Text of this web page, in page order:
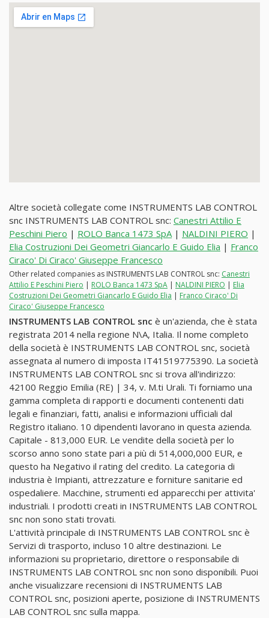
Altre società collegate come INSTRUMENTS LAB CONTROL
snc INSTRUMENTS LAB CONTROL snc: Canestri Attilio E
Peschini Piero | ROLO Banca 1473 SpA| NALDINI PIERO |
Elia Costruzioni Dei Geometri Giancarlo E Guido Elia | Franco
Ciraco' Di Ciraco' Giuseppe Francesco
Other related companies as INSTRUMENTS LAB CONTROL snc: Canestri
Attilio E Peschini Piero | ROLO Banca 1473 SpA | NALDINI PIERO | Elia
Costruzioni Dei Geometri Giancarlo E Guido Elia | Franco Ciraco' Di
Ciraco' Giuseppe Francesco
INSTRUMENTS LAB CONTROL snc è un'azienda, che è stata
registrata 2014 nella regione N\A, Italia. Il nome completo
della società è INSTRUMENTS LAB CONTROL snc, società
assegnata al numero di imposta IT41519775390. La società
INSTRUMENTS LAB CONTROL snc si trova all'indirizzo:
42100 Reggio Emilia (RE) | 34, v. M.ti Urali. Ti forniamo una
gamma completa di rapporti e documenti contenenti dati
legali e finanziari, fatti, analisi e informazioni ufficiali dal
Registro italiano. 10 dipendenti lavorano in questa azienda.
Capitale - 813,000 EUR. Le vendite della società per lo
scorso anno sono state pari a più di 514,000,000 EUR, e
questo ha Negativo il rating del credito. La categoria di
industria è Impianti, attrezzature e forniture sanitarie ed
ospedaliere. Macchine, strumenti ed apparecchi per attivita'
industriali. I prodotti creati in INSTRUMENTS LAB CONTROL
snc non sono stati trovati.
L'attività principale di INSTRUMENTS LAB CONTROL snc è
Servizi di trasporto, incluso 10 altre destinazioni. Le
informazioni su proprietario, direttore o responsabile di
INSTRUMENTS LAB CONTROL snc non sono disponibili. Puoi
anche visualizzare recensioni di INSTRUMENTS LAB
CONTROL snc, posizioni aperte, posizione di INSTRUMENTS
LAB CONTROL snc sulla mappa.